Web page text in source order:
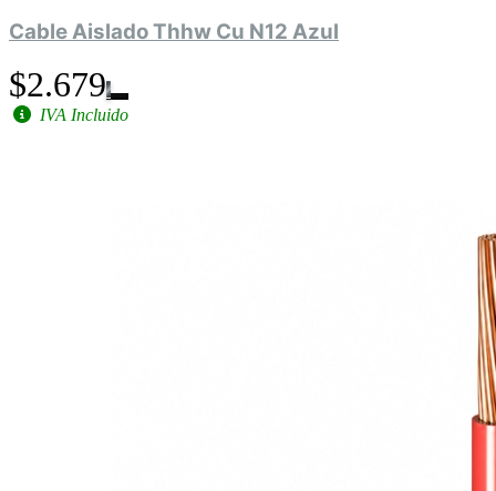
Cable Aislado Thhw Cu N12 Azul
$2.679
IVA Incluido